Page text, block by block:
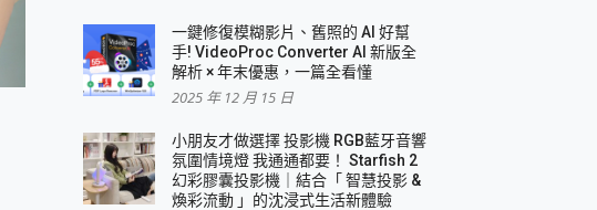
一鍵修復模糊影片、舊照的 AI 好幫
手! VideoProc Converter AI 新版全
解析 × 年末優惠，一篇全看懂
2025 年 12 月 15 日
小朋友才做選擇 投影機 RGB藍牙音響
氛圍情境燈 我通通都要！ Starfish 2
幻彩膠囊投影機｜結合「 智慧投影 &
煥彩流動 」的沈浸式生活新體驗